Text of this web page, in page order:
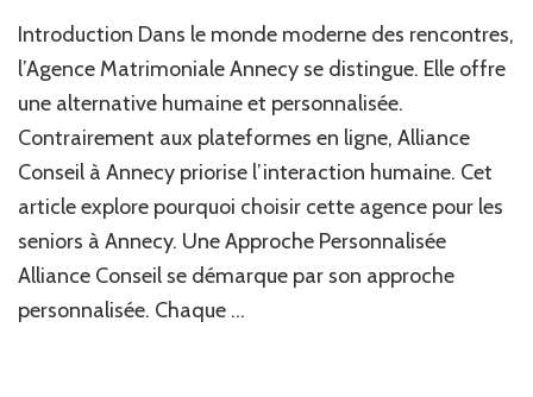
Introduction Dans le monde moderne des rencontres,
l’Agence Matrimoniale Annecy se distingue. Elle offre
une alternative humaine et personnalisée.
Contrairement aux plateformes en ligne, Alliance
Conseil à Annecy priorise l’interaction humaine. Cet
article explore pourquoi choisir cette agence pour les
seniors à Annecy. Une Approche Personnalisée
Alliance Conseil se démarque par son approche
personnalisée. Chaque …